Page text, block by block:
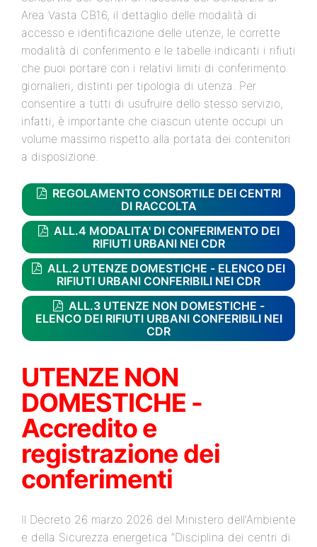
Area Vasta CB16, il dettaglio delle modalità di
accesso e identificazione delle utenze, le corrette
modalità di conferimento e le tabelle indicanti i rifiuti
che puoi portare con i relativi limiti di conferimento
giornalieri, distinti per tipologia di utenza. Per
consentire a tutti di usufruire dello stesso servizio,
infatti, è importante che ciascun utente occupi un
volume massimo rispetto alla portata dei contenitori
a disposizione.
REGOLAMENTO CONSORTILE DEI CENTRI
DI RACCOLTA
ALL.4 MODALITA' DI CONFERIMENTO DEI
RIFIUTI URBANI NEI CDR
ALL.2 UTENZE DOMESTICHE - ELENCO DEI
RIFIUTI URBANI CONFERIBILI NEI CDR
ALL.3 UTENZE NON DOMESTICHE -
ELENCO DEI RIFIUTI URBANI CONFERIBILI NEI
CDR
UTENZE NON
DOMESTICHE -
Accredito e
registrazione dei
conferimenti
Il Decreto 26 marzo 2026 del Ministero dell'Ambiente
e della Sicurezza energetica “Disciplina dei centri di